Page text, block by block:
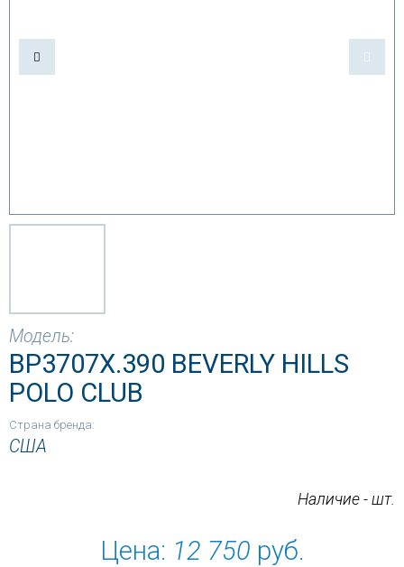
Модель:
BP3707X.390 BEVERLY HILLS
POLO CLUB
Страна бренда:
США
Наличие - шт.
Цена: 12 750 руб.